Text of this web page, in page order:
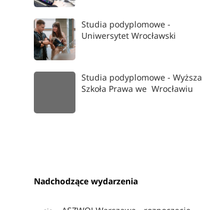
Studia podyplomowe -
Uniwersytet Wrocławski
Studia podyplomowe - Wyższa
Szkoła Prawa we Wrocławiu
Nadchodzące wydarzenia